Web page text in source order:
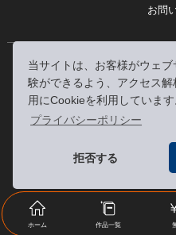
当サイトは、お客様がウェ
験ができるよう、アクセス
用にCookieを利用しています
プライバシーポリシー
拒否する
お問
©
（kikubon/キクボン/き
株式会社RRJ
ホーム 作品一覧